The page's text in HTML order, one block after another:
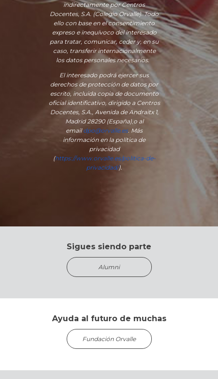
indirectamente por Centros
Docentes, S.A. (Colegio Orvalle). Todo
ello con base en el consentimiento
expreso e inequívoco del interesado
para tratar, comunicar, ceder y, en su
caso, transferir internacionalmente
los datos personales necesarios.
El interesado podrá ejercer sus
derechos de protección de datos por
escrito, incluida copia de documento
oficial identificativo, dirigido a Centros
Docentes, S.A., Avenida de Andraitx 1,
Madrid 28290 (España), o al
emaildpo@orvalle.es. Más
información en la política de
privacidad
(https://www.orvalle.es/politica-de-
privacidad/).
Sigues siendo parte
Alumni
Ayuda al futuro de muchas
Fundación Orvalle